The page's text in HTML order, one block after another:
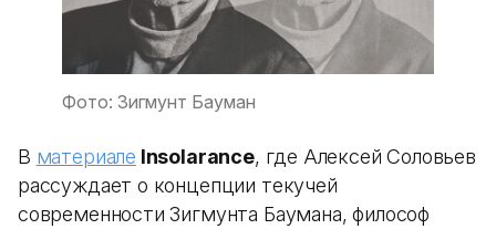
Фото: Зигмунт Бауман
В материале Insolarance, где Алексей Соловьев
рассуждает о концепции текучей
современности Зигмунта Баумана, философ